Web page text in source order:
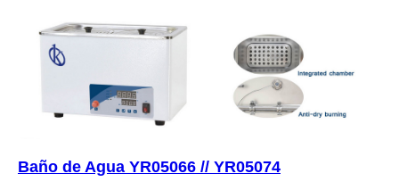
Baño de Agua YR05066 // YR05074